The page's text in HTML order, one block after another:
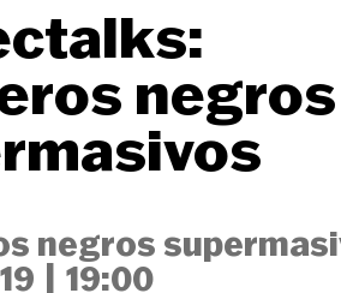
negros
negros
19:00